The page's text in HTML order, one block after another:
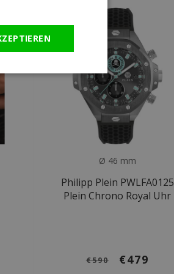
Ø 46 mm
Philipp Plein PWLFA0125
Plein Chrono Royal Uhr
€590 €479